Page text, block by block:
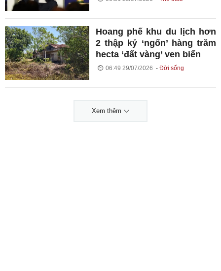
Hoang phế khu du lịch hơn
2 thập kỷ ‘ngốn’ hàng trăm
hecta ‘đất vàng’ ven biển
06:49 29/07/2026 Đời sống
Xem thêm